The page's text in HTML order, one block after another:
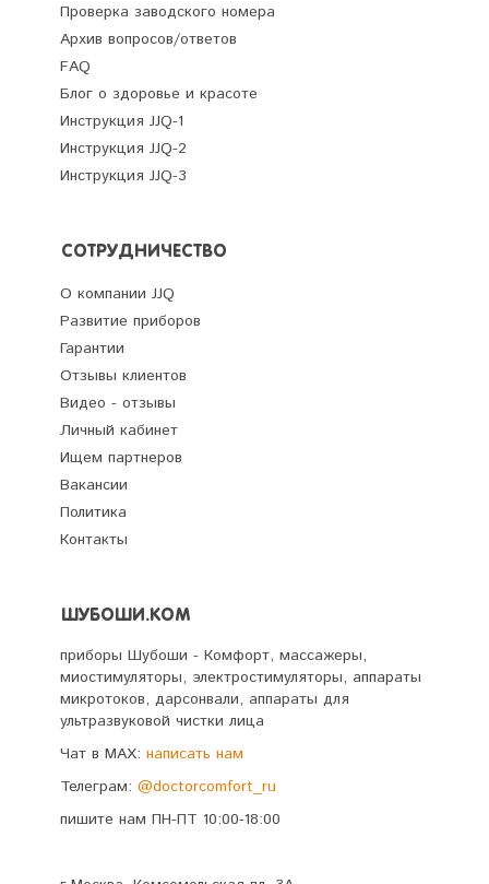
Проверка заводского номера
Архив вопросов/ответов
FAQ
Блог о здоровье и красоте
Инструкция JJQ-1
Инструкция JJQ-2
Инструкция JJQ-3
СОТРУДНИЧЕСТВО
О компании JJQ
Развитие приборов
Гарантии
Отзывы клиентов
Видео - отзывы
Личный кабинет
Ищем партнеров
Вакансии
Политика
Контакты
ШУБОШИ.КОМ
приборы Шубоши - Комфорт, массажеры,
миостимуляторы, электростимуляторы, аппараты
микротоков, дарсонвали, аппараты для
ультразвуковой чистки лица
Чат в MAX: написать нам
Телеграм: @doctorcomfort_ru
пишите нам ПН-ПТ 10:00-18:00